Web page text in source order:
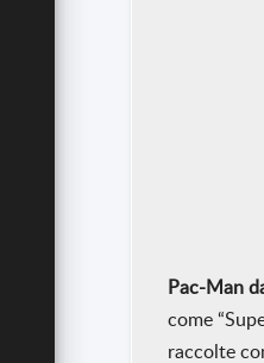
Pac-Man
come
raccolte